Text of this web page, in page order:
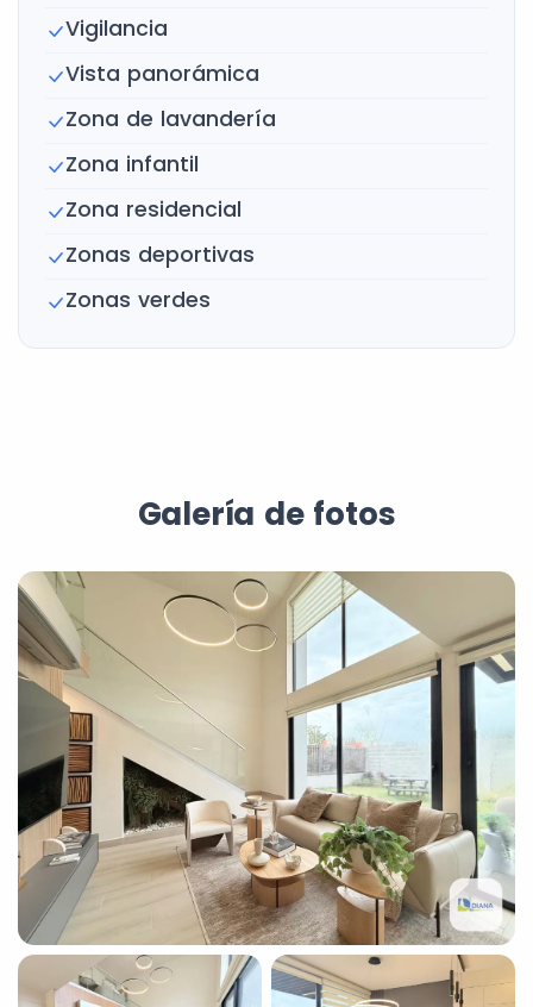
Vigilancia
Vista panorámica
Zona de lavandería
Zona infantil
Zona residencial
Zonas deportivas
Zonas verdes
Galería de fotos